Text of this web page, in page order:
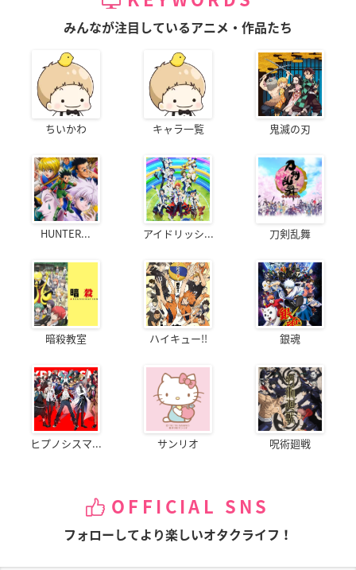
みんなが注目しているアニメ・作品たち
ちいかわ キャラ一覧 鬼滅の刃
HUNTER... アイドリッシ... 刀剣乱舞
暗殺教室 ハイキュー!! 銀魂
ヒプノシスマ... サンリオ 呪術廻戦
OFFICIAL SNS
フォローしてより楽しいオタクライフ！